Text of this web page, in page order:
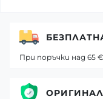
При поръчки над 65